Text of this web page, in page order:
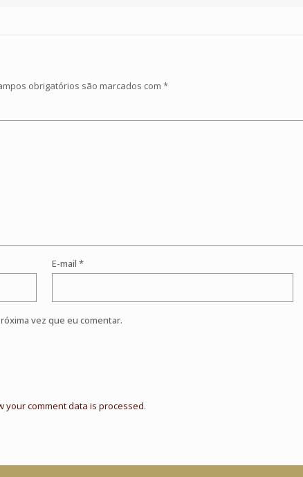
obrigatórios são marcados com *
E-mail *
vez que eu comentar.
your comment data is processed.